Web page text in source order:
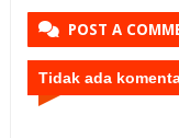
POST A
Tidak ada